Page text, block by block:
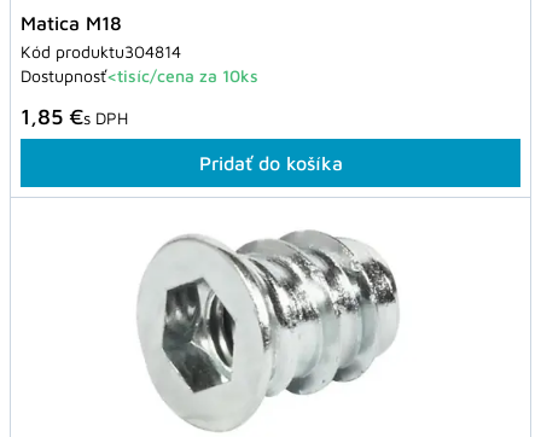
Matica M18
Kód produktu304814
Dostupnosť<tisíc/cena za 10ks
1,85 €s DPH
Pridať do košíka